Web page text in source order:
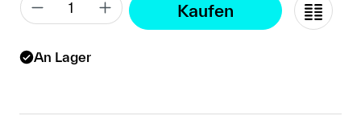
Kaufen
An Lager